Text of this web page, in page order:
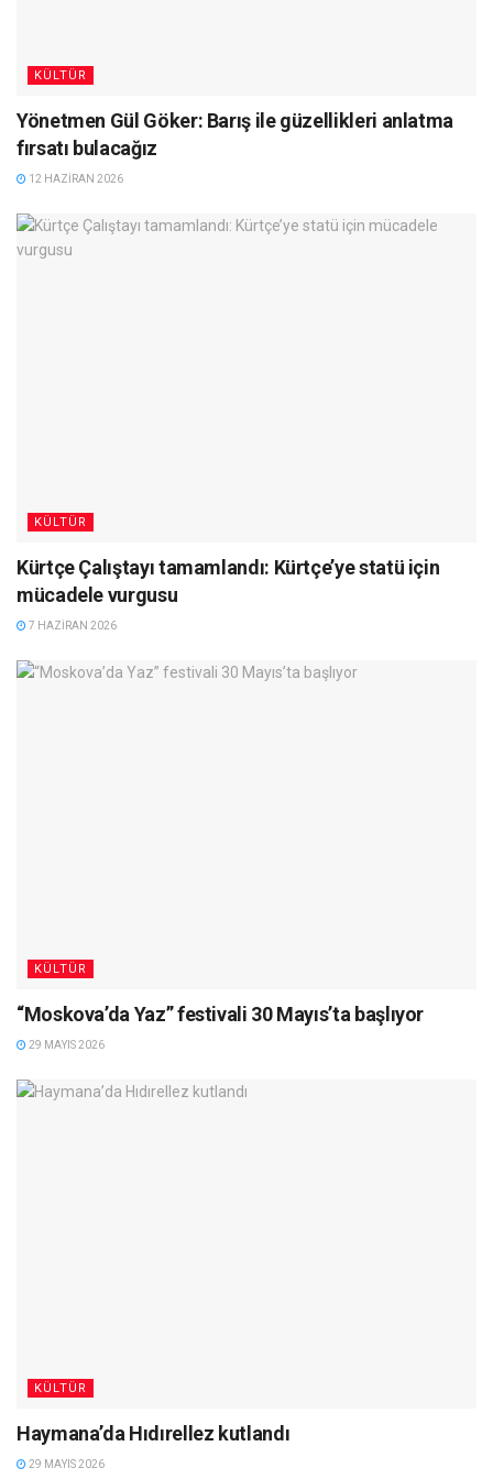
KÜLTÜR
Yönetmen Gül Göker: Barış ile güzellikleri anlatma
fırsatı bulacağız
12 HAZIRAN 2026
KÜLTÜR
Kürtçe Çalıştayı tamamlandı: Kürtçe’ye statü için
mücadele vurgusu
7 HAZIRAN 2026
KÜLTÜR
“Moskova’da Yaz” festivali 30 Mayıs’ta başlıyor
29 MAYIS 2026
KÜLTÜR
Haymana’da Hıdırellez kutlandı
29 MAYIS 2026